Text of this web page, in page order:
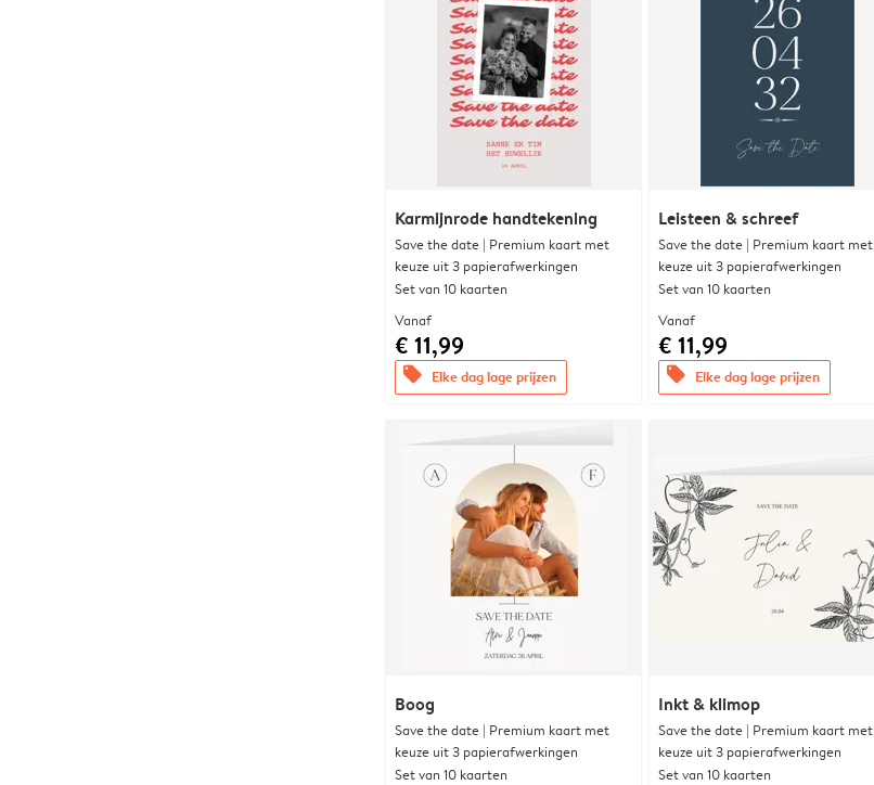
Karmijnrode handtekening
Save the date | Premium kaart met
keuze uit 3 papierafwerkingen
Set van 10 kaarten
Vanaf
€ 11,99
offers Elke dag lage prijzen
Leisteen & schreef
Save the date | Premium kaart met
keuze uit 3 papierafwerkingen
Set van 10 kaarten
Vanaf
€ 11,99
offers Elke dag lage prijzen
Boog
Save the date | Premium kaart met
keuze uit 3 papierafwerkingen
Set van 10 kaarten
Inkt & klimop
Save the date | Premium kaart met
keuze uit 3 papierafwerkingen
Set van 10 kaarten